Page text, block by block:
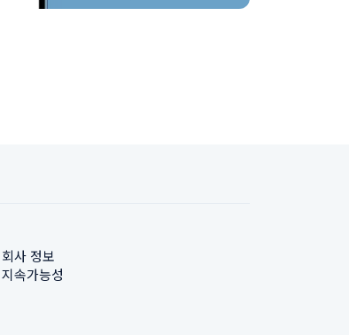
회사 정보
지속가능성